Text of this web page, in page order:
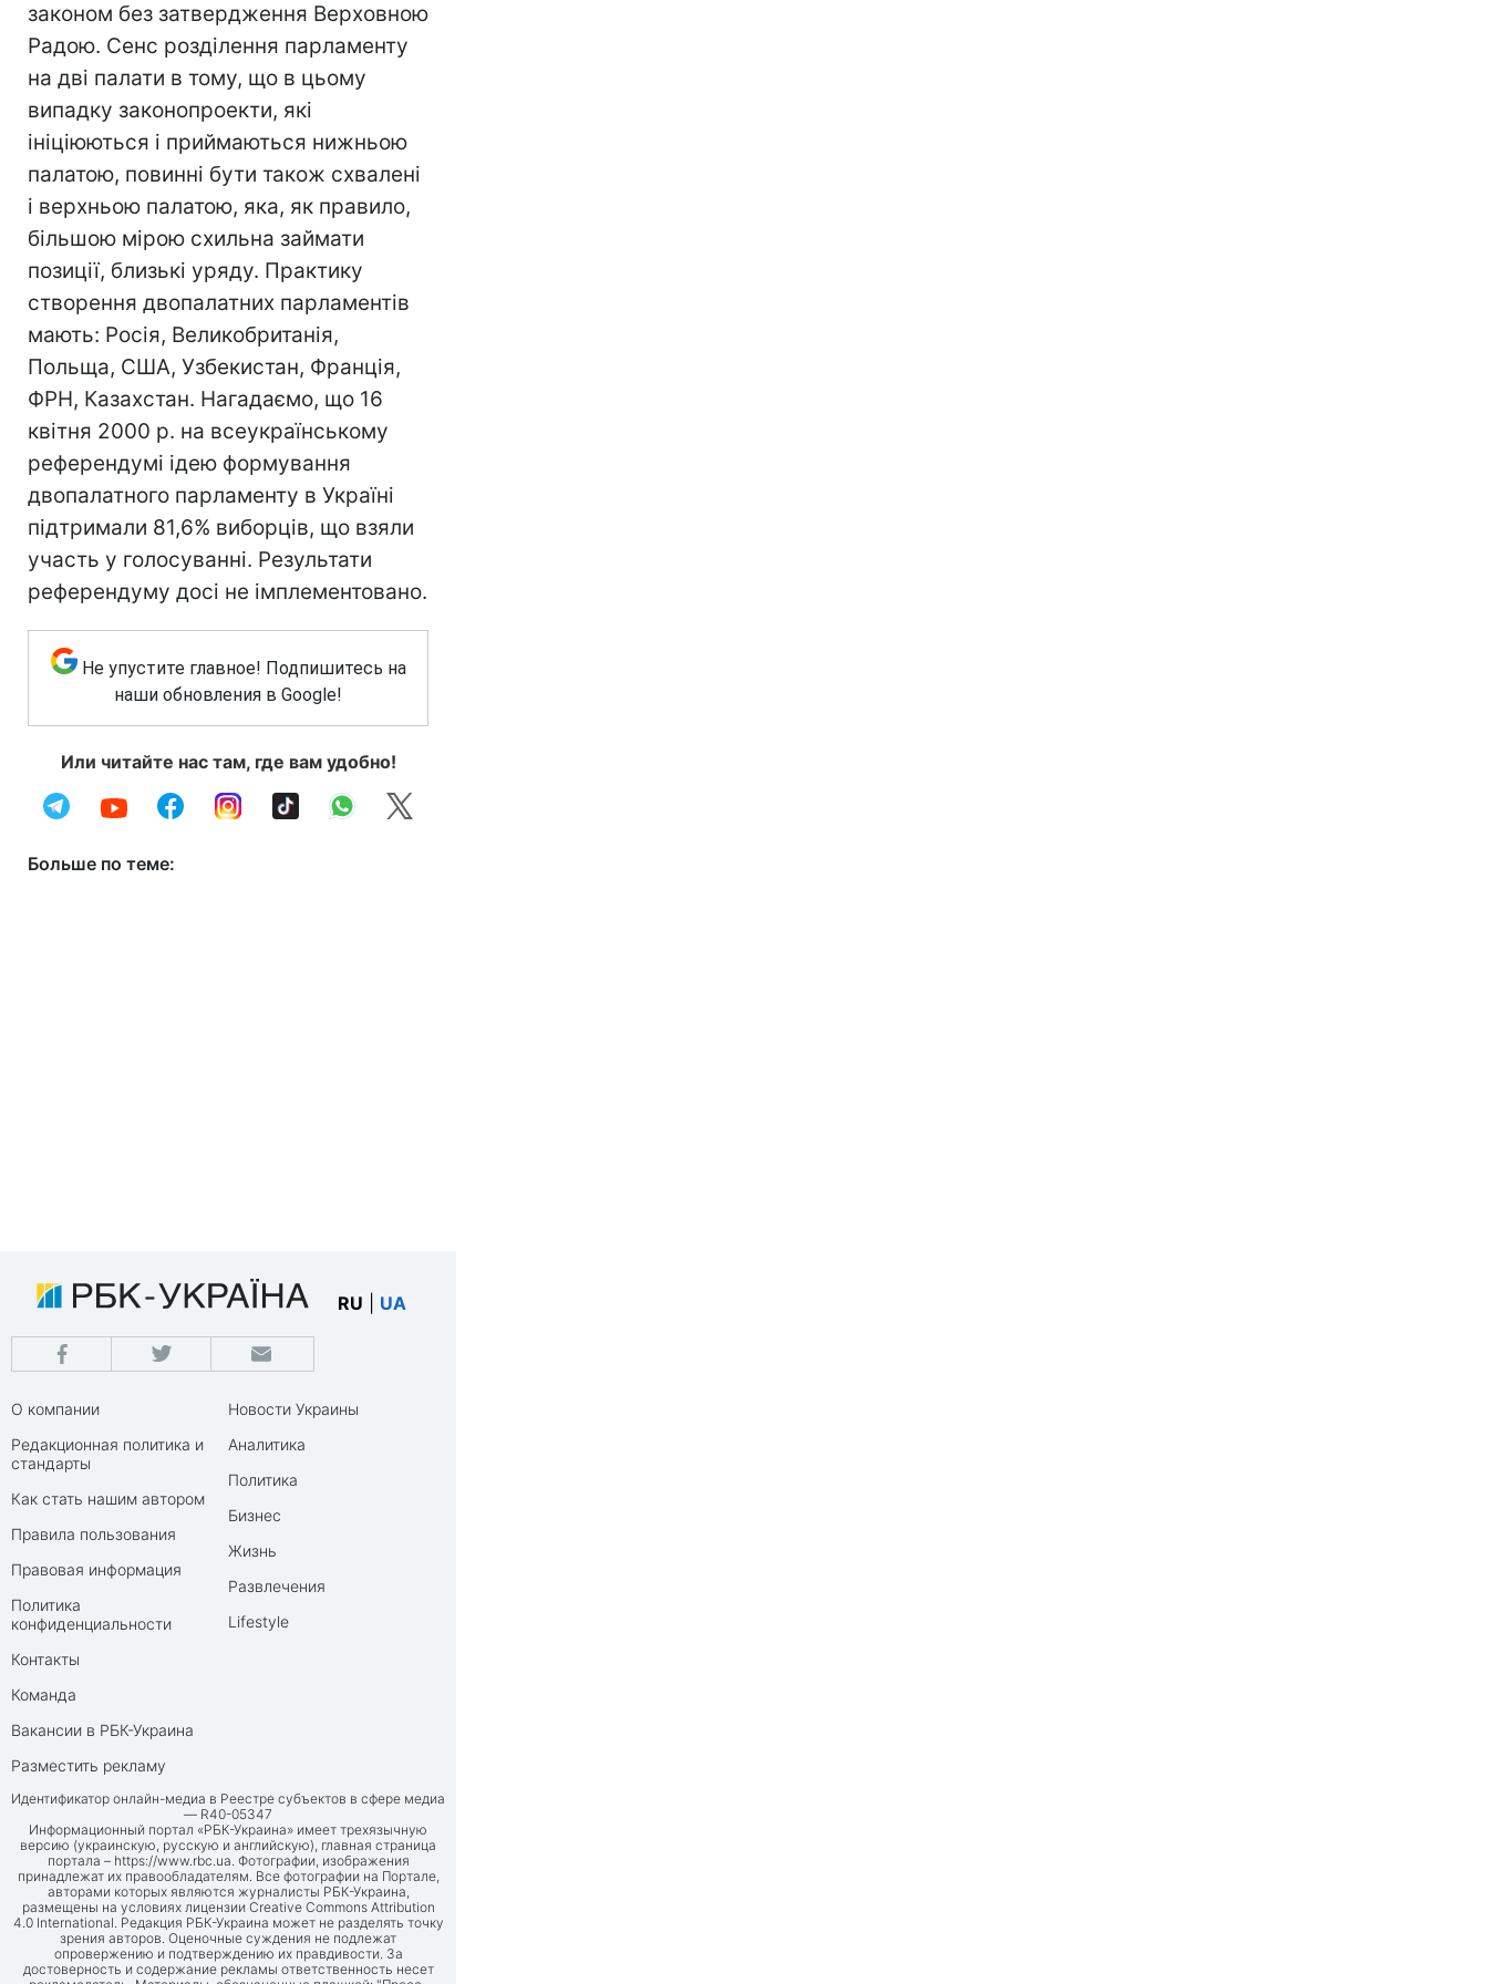
законом без затвердження Верховною
Радою. Сенс розділення парламенту
на дві палати в тому, що в цьому
випадку законопроекти, які
ініціюються і приймаються нижньою
палатою, повинні бути також схвалені
і верхньою палатою, яка, як правило,
більшою мірою схильна займати
позиції, близькі уряду. Практику
створення двопалатних парламентів
мають: Росія, Великобританія,
Польща, США, Узбекистан, Франція,
ФРН, Казахстан. Нагадаємо, що 16
квітня 2000 р. на всеукраїнському
референдумі ідею формування
двопалатного парламенту в Україні
підтримали 81,6% виборців, що взяли
участь у голосуванні. Результати
референдуму досі не імплементовано.
Не упустите главное! Подпишитесь на
наши обновления в Google!
Или читайте нас там, где вам удобно!
Больше по теме:
RU UA
О компании
Редакционная политика и
стандарты
Как стать нашим автором
Правила пользования
Правовая информация
Политика
конфиденциальности
Контакты
Команда
Вакансии в РБК-Украина
Разместить рекламу
Новости Украины
Аналитика
Политика
Бизнес
Жизнь
Развлечения
Lifestyle
Идентификатор онлайн-медиа в Реестре субъектов в сфере медиа
— R40-05347
Информационный портал «РБК-Украина» имеет трехязычную
версию (украинскую, русскую и английскую), главная страница
портала – https://www.rbc.ua. Фотографии, изображения
принадлежат их правообладателям. Все фотографии на Портале,
авторами которых являются журналисты РБК-Украина,
размещены на условиях лицензии Creative Commons Attribution
4.0 International. Редакция РБК-Украина может не разделять точку
зрения авторов. Оценочные суждения не подлежат
опровержению и подтверждению их правдивости. За
достоверность и содержание рекламы ответственность несет